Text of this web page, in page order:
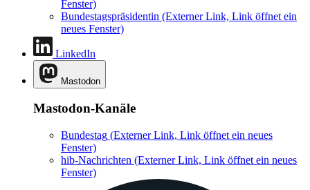
Fenster)
Bundestagspräsidentin (Externer Link, Link öffnet ein
neues Fenster)
LinkedIn
Mastodon
Mastodon-Kanäle
Bundestag (Externer Link, Link öffnet ein neues
Fenster)
hib-Nachrichten (Externer Link, Link öffnet ein neues
Fenster)